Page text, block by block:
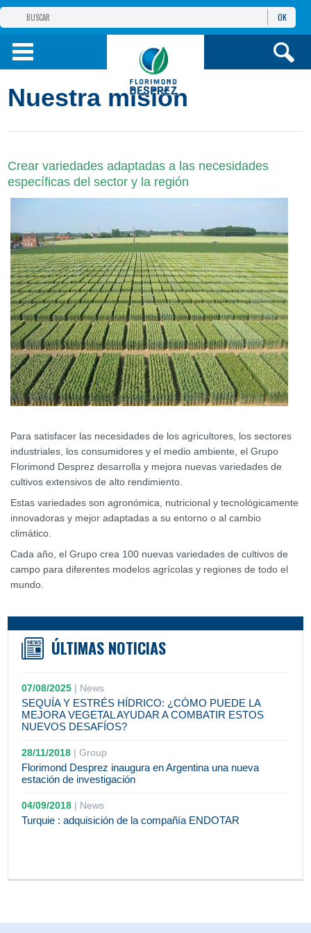
GRUPO
PRODUCTOS
OK
Nuestra misión
Crear variedades adaptadas a las necesidades
específicas del sector y la región
Para satisfacer las necesidades de los agricultores, los sectores
industriales, los consumidores y el medio ambiente, el Grupo
Florimond Desprez desarrolla y mejora nuevas variedades de
cultivos extensivos de alto rendimiento.
Estas variedades son agronómica, nutricional y tecnológicamente
innovadoras y mejor adaptadas a su entorno o al cambio
climático.
Cada año, el Grupo crea 100 nuevas variedades de cultivos de
campo para diferentes modelos agrícolas y regiones de todo el
mundo.
ÚLTIMAS NOTICIAS
07/08/2025 | News
SEQUÍA Y ESTRÉS HÍDRICO: ¿CÓMO PUEDE LA
MEJORA VEGETAL AYUDAR A COMBATIR ESTOS
NUEVOS DESAFÍOS?
28/11/2018 |Group
Florimond Desprez inaugura en Argentina una nueva
estación de investigación
04/09/2018 | News
Turquie : adquisición de la compañía ENDOTAR